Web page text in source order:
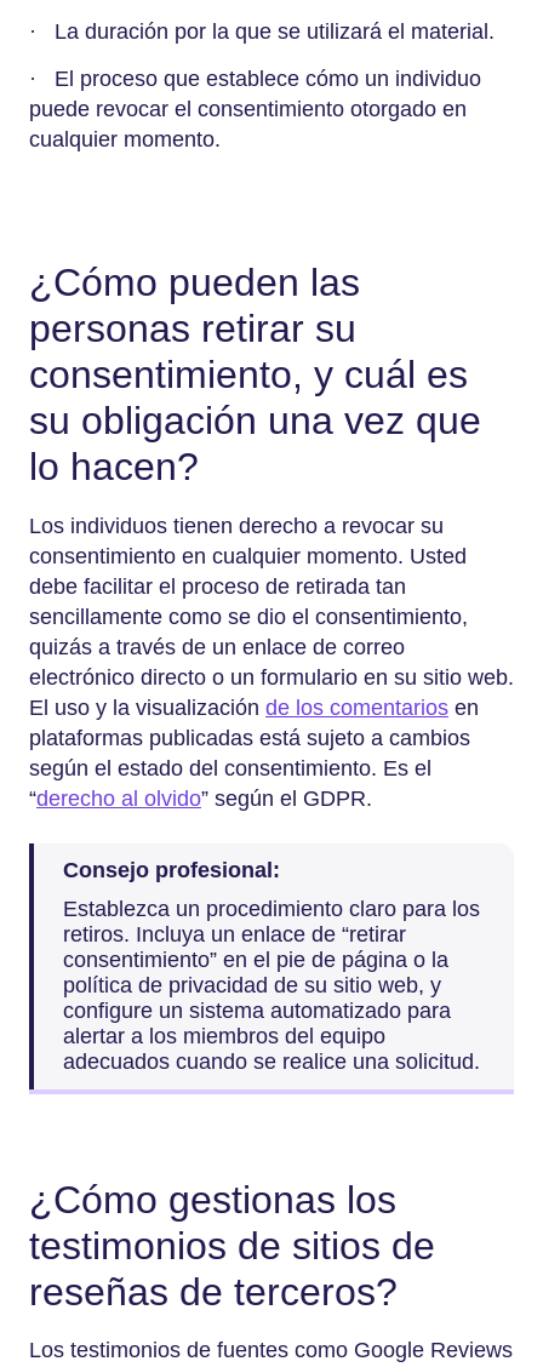
· La duración por la que se utilizará el material.
· El proceso que establece cómo un individuo
puede revocar el consentimiento otorgado en
cualquier momento.
¿Cómo pueden las
personas retirar su
consentimiento, y cuál es
su obligación una vez que
lo hacen?
Los individuos tienen derecho a revocar su
consentimiento en cualquier momento. Usted
debe facilitar el proceso de retirada tan
sencillamente como se dio el consentimiento,
quizás a través de un enlace de correo
electrónico directo o un formulario en su sitio web.
El uso y la visualización de los comentarios en
plataformas publicadas está sujeto a cambios
según el estado del consentimiento. Es el
“derecho al olvido” según el GDPR.
Consejo profesional:
Establezca un procedimiento claro para los
retiros. Incluya un enlace de “retirar
consentimiento” en el pie de página o la
política de privacidad de su sitio web, y
configure un sistema automatizado para
alertar a los miembros del equipo
adecuados cuando se realice una solicitud.
¿Cómo gestionas los
testimonios de sitios de
reseñas de terceros?
Los testimonios de fuentes como Google Reviews